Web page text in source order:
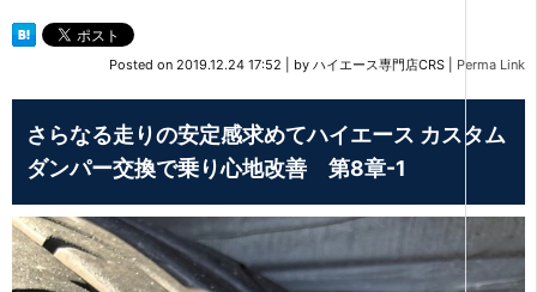
Posted on 2019.12.24 17:52 by ハイエース専門店CRS Perma Link
さらなる走りの安定感求めてハイエース カスタム
ダンパー交換で乗り心地改善 第8章-1